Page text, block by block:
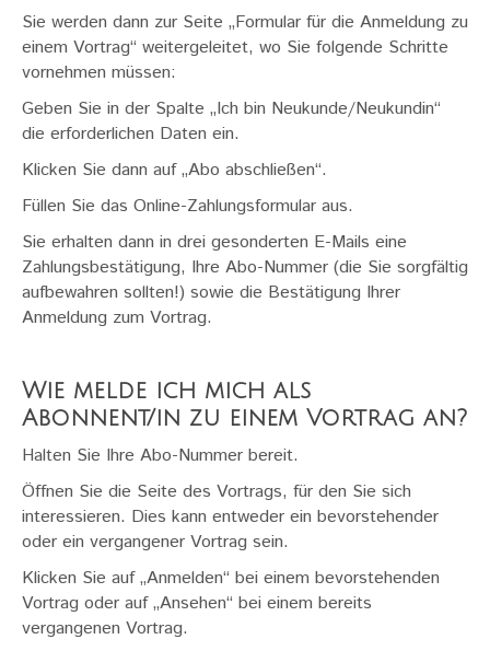
Tarife und Abo
Sie werden dann zur Seite „Formular für die Anmeldung zu
einem Vortrag“ weitergeleitet, wo Sie folgende Schritte
vornehmen müssen:
Geben Sie in der Spalte „Ich bin Neukunde/Neukundin“
die erforderlichen Daten ein.
Klicken Sie dann auf „Abo abschließen“.
Füllen Sie das Online-Zahlungsformular aus.
Sie erhalten dann in drei gesonderten E-Mails eine
Zahlungsbestätigung, Ihre Abo-Nummer (die Sie sorgfältig
aufbewahren sollten!) sowie die Bestätigung Ihrer
Anmeldung zum Vortrag.
Wie melde ich mich als
Abonnent/in zu einem Vortrag an?
Halten Sie Ihre Abo-Nummer bereit.
Öffnen Sie die Seite des Vortrags, für den Sie sich
interessieren. Dies kann entweder ein bevorstehender
oder ein vergangener Vortrag sein.
Klicken Sie auf „Anmelden“ bei einem bevorstehenden
Vortrag oder auf „Ansehen“ bei einem bereits
vergangenen Vortrag.